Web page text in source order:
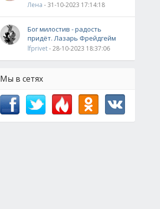
Лена - 31-10-2023 17:14:18
Бог милостив - радость
придёт. Лазарь Фрейдгейм
lfprivet- 28-10-2023 18:37:06
Мы в сетях